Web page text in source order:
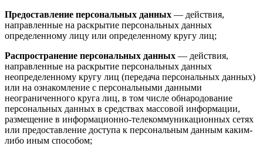
Предоставление персональных данных — действия,
направленные на раскрытие персональных данных
определенному лицу или определенному кругу лиц;
Распространение персональных данных — действия,
направленные на раскрытие персональных данных
неопределенному кругу лиц (передача персональных данных)
или на ознакомление с персональными данными
неограниченного круга лиц, в том числе обнародование
персональных данных в средствах массовой информации,
размещение в информационно-телекоммуникационных сетях
или предоставление доступа к персональным данным каким-
либо иным способом;